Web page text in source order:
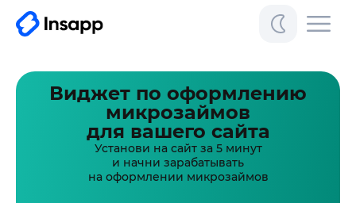
Виджет по оформлению
микрозаймов
для вашего сайта
Установи на сайт за 5 минут
и начни зарабатывать
на оформлении микрозаймов